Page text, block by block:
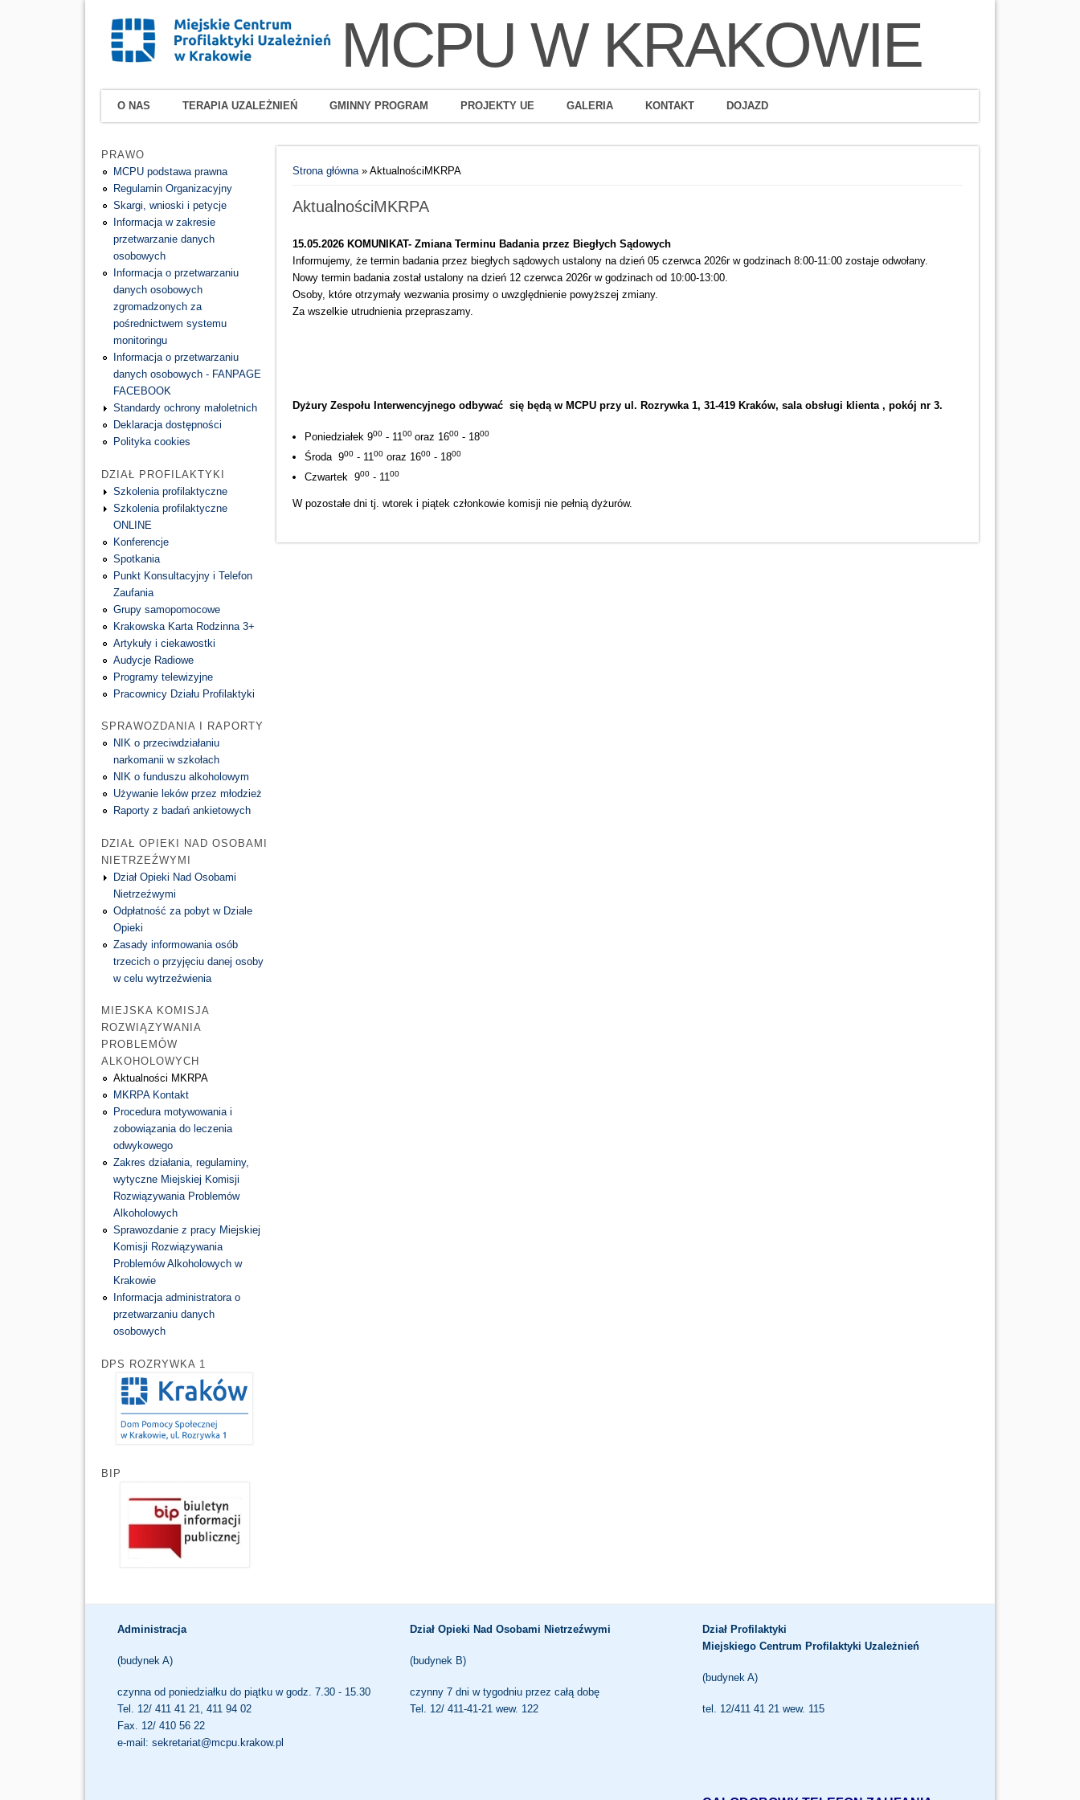
MCPU W KRAKOWIE
O NAS TERAPIA UZALEŻNIEŃ GMINNY PROGRAM PROJEKTY UE GALERIA KONTAKT DOJAZD
Strona główna» AktualnościMKRPA
AktualnościMKRPA
15.05.2026 KOMUNIKAT- Zmiana Terminu Badania przez Biegłych Sądowych
Informujemy, że termin badania przez biegłych sądowych ustalony na dzień 05 czerwca 2026r w godzinach 8:00-11:00 zostaje odwołany.
Nowy termin badania został ustalony na dzień 12 czerwca 2026r w godzinach od 10:00-13:00.
Osoby, które otrzymały wezwania prosimy o uwzględnienie powyższej zmiany.
Za wszelkie utrudnienia przepraszamy.
Dyżury Zespołu Interwencyjnego odbywać się będą w MCPU przy ul. Rozrywka 1, 31-419 Kraków, sala obsługi klienta , pokój nr 3.
Poniedziałek900 - 1100 oraz 1600 - 1800
Środa 900 - 1100 oraz 1600 - 1800
Czwartek 900 - 1100
W pozostałe dni tj. wtorek i piątek członkowie komisji nie pełnią dyżurów.
PRAWO
MCPU podstawa prawna
Regulamin Organizacyjny
Skargi, wnioski i petycje
Informacja w zakresie
przetwarzanie danych
osobowych
Informacja o przetwarzaniu
danych osobowych
zgromadzonych za
pośrednictwem systemu
monitoringu
Informacja o przetwarzaniu
danych osobowych - FANPAGE
FACEBOOK
Standardy ochrony małoletnich
Deklaracja dostępności
Polityka cookies
DZIAŁ PROFILAKTYKI
Szkolenia profilaktyczne
Szkolenia profilaktyczne
ONLINE
Konferencje
Spotkania
Punkt Konsultacyjny i Telefon
Zaufania
Grupy samopomocowe
Krakowska Karta Rodzinna 3+
Artykuły i ciekawostki
Audycje Radiowe
Programy telewizyjne
Pracownicy Działu Profilaktyki
SPRAWOZDANIA I RAPORTY
NIK o przeciwdziałaniu
narkomanii w szkołach
NIK o funduszu alkoholowym
Używanie leków przez młodzież
Raporty z badań ankietowych
DZIAŁ OPIEKI NAD OSOBAMI
NIETRZEŹWYMI
Dział Opieki Nad Osobami
Nietrzeźwymi
Odpłatność za pobyt w Dziale
Opieki
Zasady informowania osób
trzecich o przyjęciu danej osoby
w celu wytrzeźwienia
MIEJSKA KOMISJA
ROZWIĄZYWANIA
PROBLEMÓW
ALKOHOLOWYCH
Aktualności MKRPA
MKRPA Kontakt
Procedura motywowania i
zobowiązania do leczenia
odwykowego
Zakres działania, regulaminy,
wytyczne Miejskiej Komisji
Rozwiązywania Problemów
Alkoholowych
Sprawozdanie z pracy Miejskiej
Komisji Rozwiązywania
Problemów Alkoholowych w
Krakowie
Informacja administratora o
przetwarzaniu danych
osobowych
DPS ROZRYWKA 1
BIP
Administracja
(budynek A)
czynna od poniedziałku do piątku w godz. 7.30 - 15.30
Tel. 12/ 411 41 21, 411 94 02
Fax. 12/ 410 56 22
e-mail: sekretariat@mcpu.krakow.pl
Dział Opieki Nad Osobami Nietrzeźwymi
(budynek B)
czynny 7 dni w tygodniu przez całą dobę
Tel. 12/ 411-41-21 wew. 122
Dział Profilaktyki
Miejskiego Centrum Profilaktyki Uzależnień
(budynek A)
tel. 12/411 41 21 wew. 115